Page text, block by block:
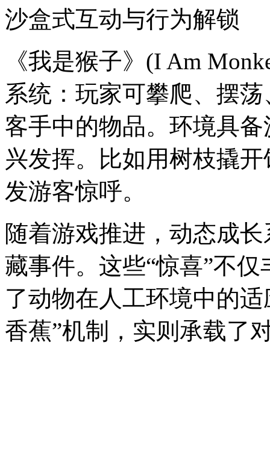
沙盒式互动与行为解锁
《我是猴子》(I Am
系统：玩家可攀爬、摆
客手中的物品。环境具
兴发挥。比如用树枝撬
发游客惊呼。
随着游戏推进，动态成
藏事件。这些“惊喜”不
了动物在人工环境中的
香蕉”机制，实则承载了